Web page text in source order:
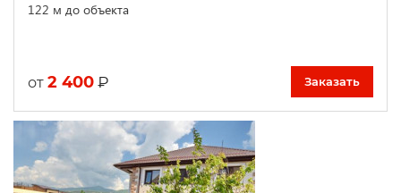
122 м до объекта
от 2 400 ₽ Заказать